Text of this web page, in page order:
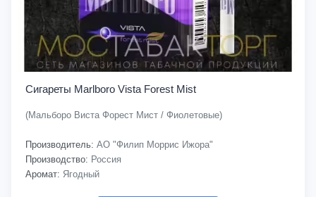
Сигареты Marlboro Vista Forest Mist
(Мальборо Виста Форест Мист / Фиолетовые)
Производитель: АО "Филип Моррис Ижора"
Производство: Россия
Аромат: Ягодный